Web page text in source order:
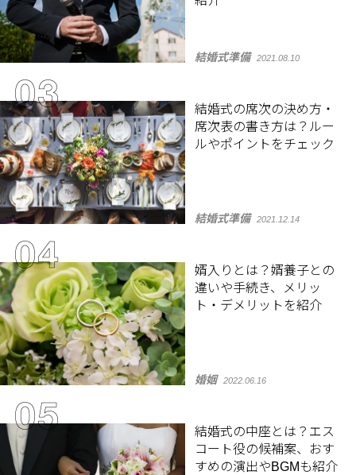
結婚式準備 2021.08.10
結婚式の席次の決め方・
席次表の書き方は？ルー
ルやポイントをチェック
結婚式準備 2021.12.14
婿入りとは？婿養子との
違いや手続き、メリッ
ト・デメリットを紹介
婚姻 2022.06.16
結婚式の中座とは？エス
コート役の候補案、おす
すめの演出やBGMも紹介